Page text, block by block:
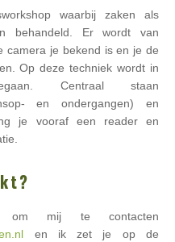
waarbij zaken als
behandeld. Er wordt van
camera je bekend is en je de
Op deze techniek wordt in
Centraal staan
en ondergangen) en
je vooraf een reader en
om mij te contacten
en ik zet je op de